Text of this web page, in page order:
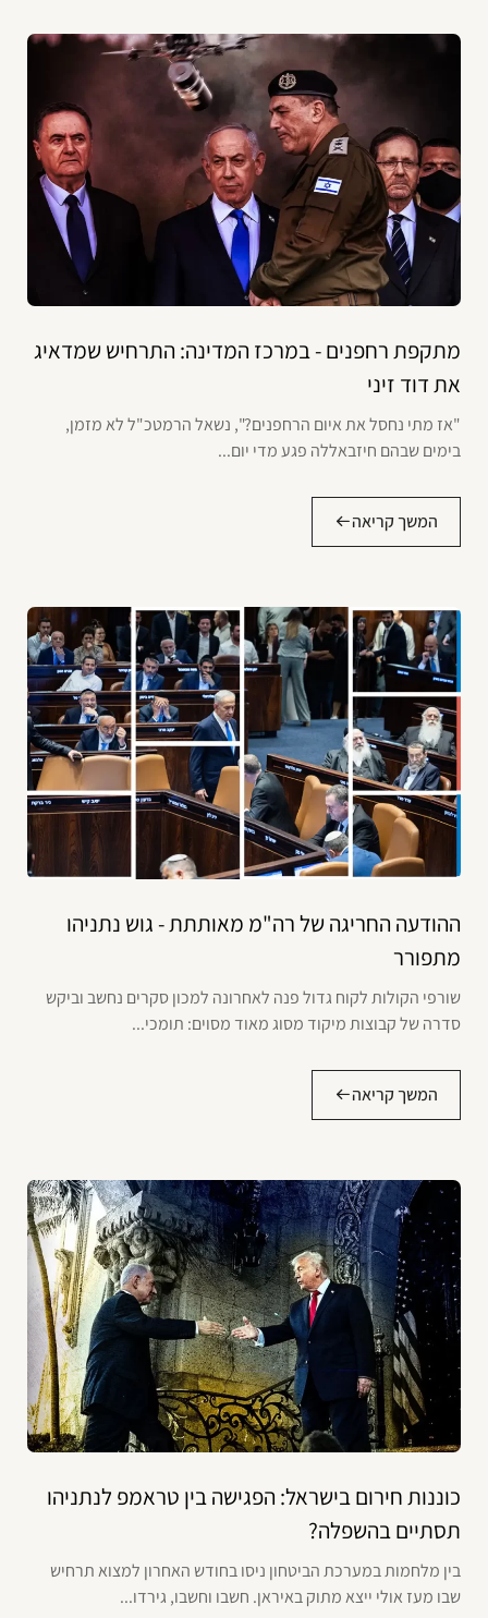
מתקפת רחפנים - במרכז המדינה: התרחיש שמדאיג
את דוד זיני
"אז מתי נחסל את איום הרחפנים?", נשאל הרמטכ"ל לא מזמן,
בימים שבהם חיזבאללה פגע מדי יום...
המשך קריאה
ההודעה החריגה של רה"מ מאותתת - גוש נתניהו
מתפורר
שורפי הקולות לקוח גדול פנה לאחרונה למכון סקרים נחשב וביקש
סדרה של קבוצות מיקוד מסוג מאוד מסוים: תומכי...
המשך קריאה
כוננות חירום בישראל: הפגישה בין טראמפ לנתניהו
תסתיים בהשפלה?
בין מלחמות במערכת הביטחון ניסו בחודש האחרון למצוא תרחיש
שבו מעז אולי ייצא מתוק באיראן. חשבו וחשבו, גירדו...